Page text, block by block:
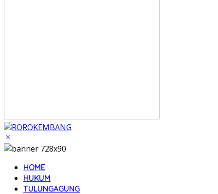
HOME
HUKUM
TULUNGAGUNG